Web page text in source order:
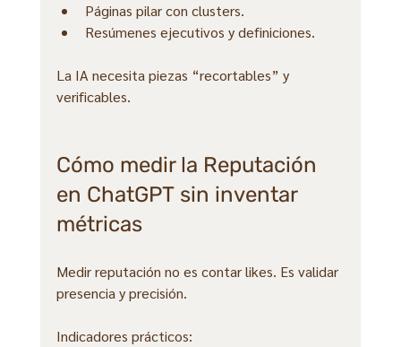
Páginas pilar con clusters.
Resúmenes ejecutivos y definiciones.
La IA necesita piezas “recortables” y
verificables.
Cómo medir la Reputación
en ChatGPT sin inventar
métricas
Medir reputación no es contar likes. Es validar
presencia y precisión.
Indicadores prácticos: